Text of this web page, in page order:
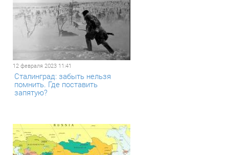
12 февраля 2023 11:41
Сталинград: забыть нельзя
помнить. Где поставить
запятую?